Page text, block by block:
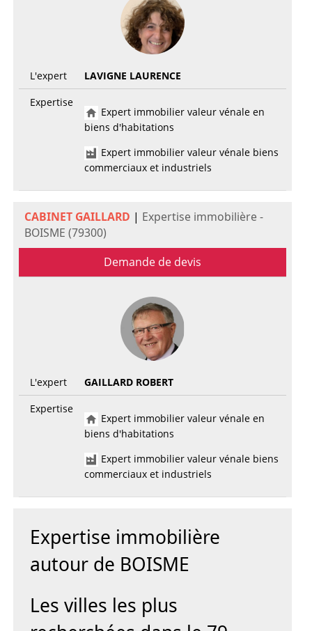
L'expert
LAVIGNE LAURENCE
Expertise
Expert immobilier valeur vénale en
biens d'habitations
Expert immobilier valeur vénale biens
commerciaux et industriels
CABINET GAILLARD | Expertise immobilière -
BOISME (79300)
Demande de devis
L'expert
GAILLARD ROBERT
Expertise
Expert immobilier valeur vénale en
biens d'habitations
Expert immobilier valeur vénale biens
commerciaux et industriels
Expertise immobilière
autour de BOISME
Les villes les plus